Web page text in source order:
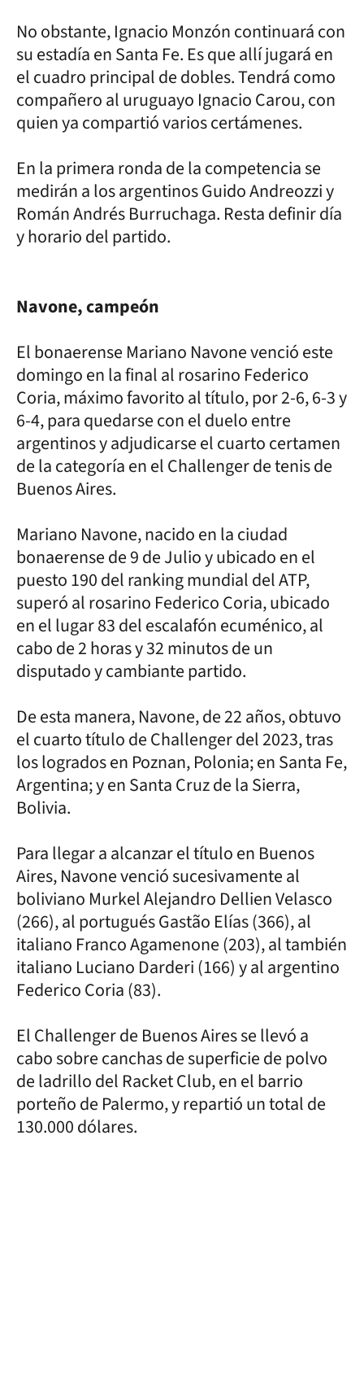
No obstante, Ignacio Monzón continuará con
su estadía en Santa Fe. Es que allí jugará en
el cuadro principal de dobles. Tendrá como
compañero al uruguayo Ignacio Carou, con
quien ya compartió varios certámenes.
En la primera ronda de la competencia se
medirán a los argentinos Guido Andreozzi y
Román Andrés Burruchaga. Resta definir día
y horario del partido.
Navone, campeón
El bonaerense Mariano Navone venció este
domingo en la final al rosarino Federico
Coria, máximo favorito al título, por 2-6, 6-3 y
6-4, para quedarse con el duelo entre
argentinos y adjudicarse el cuarto certamen
de la categoría en el Challenger de tenis de
Buenos Aires.
Mariano Navone, nacido en la ciudad
bonaerense de 9 de Julio y ubicado en el
puesto 190 del ranking mundial del ATP,
superó al rosarino Federico Coria, ubicado
en el lugar 83 del escalafón ecuménico, al
cabo de 2 horas y 32 minutos de un
disputado y cambiante partido.
De esta manera, Navone, de 22 años, obtuvo
el cuarto título de Challenger del 2023, tras
los logrados en Poznan, Polonia; en Santa Fe,
Argentina; y en Santa Cruz de la Sierra,
Bolivia.
Para llegar a alcanzar el título en Buenos
Aires, Navone venció sucesivamente al
boliviano Murkel Alejandro Dellien Velasco
(266), al portugués Gastão Elías (366), al
italiano Franco Agamenone (203), al también
italiano Luciano Darderi (166) y al argentino
Federico Coria (83).
El Challenger de Buenos Aires se llevó a
cabo sobre canchas de superficie de polvo
de ladrillo del Racket Club, en el barrio
porteño de Palermo, y repartió un total de
130.000 dólares.